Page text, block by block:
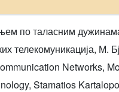
по таласним
телекомуникација,
Networks,
Stamatios